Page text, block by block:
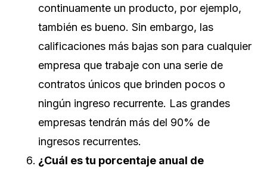
continuamente un producto, por ejemplo,
también es bueno. Sin embargo, las
calificaciones más bajas son para cualquier
empresa que trabaje con una serie de
contratos únicos que brinden pocos o
ningún ingreso recurrente. Las grandes
empresas tendrán más del 90% de
ingresos recurrentes.
¿Cuál es tu porcentaje anual de